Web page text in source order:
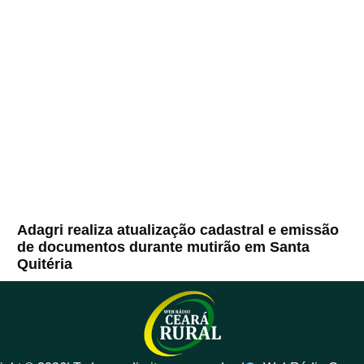
Adagri realiza atualização cadastral e emissão
de documentos durante mutirão em Santa
Quitéria